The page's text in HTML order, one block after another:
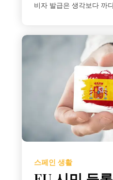
비자 발급은 생각보다 까
스페인 생활